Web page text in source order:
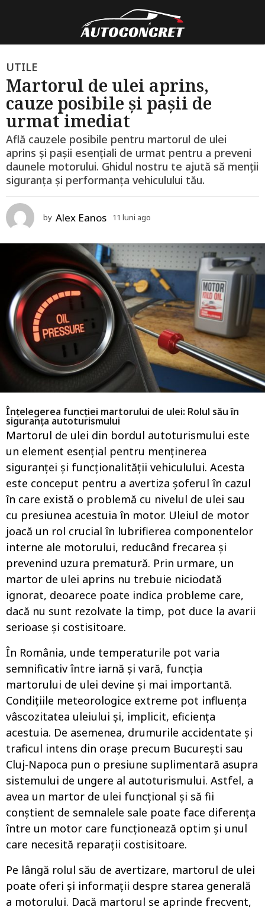
1
1
l
u
n
i
a
g
1
2
l
a
g
o
UTILE
Martorul de ulei aprins,
cauze posibile și pașii de
urmat imediat
Află cauzele posibile pentru martorul de ulei
aprins și pașii esențiali de urmat pentru a preveni
daunele motorului. Ghidul nostru te ajută să menții
siguranța și performanța vehiculului tău.
by Alex Eanos 11 luni ago
u
n
i
a
g
o
Înțelegerea funcției martorului de ulei: Rolul său în
siguranța autoturismului
Martorul de ulei din bordul autoturismului este
un element esențial pentru menținerea
siguranței și funcționalității vehiculului. Acesta
este conceput pentru a avertiza șoferul în cazul
în care există o problemă cu nivelul de ulei sau
cu presiunea acestuia în motor. Uleiul de motor
joacă un rol crucial în lubrifierea componentelor
interne ale motorului, reducând frecarea și
prevenind uzura prematură. Prin urmare, un
martor de ulei aprins nu trebuie niciodată
ignorat, deoarece poate indica probleme care,
dacă nu sunt rezolvate la timp, pot duce la avarii
serioase și costisitoare.
În România, unde temperaturile pot varia
semnificativ între iarnă și vară, funcția
martorului de ulei devine și mai importantă.
Condițiile meteorologice extreme pot influența
vâscozitatea uleiului și, implicit, eficiența
acestuia. De asemenea, drumurile accidentate și
traficul intens din orașe precum București sau
Cluj-Napoca pun o presiune suplimentară asupra
sistemului de ungere al autoturismului. Astfel, a
avea un martor de ulei funcțional și să fii
conștient de semnalele sale poate face diferența
între un motor care funcționează optim și unul
care necesită reparații costisitoare.
Pe lângă rolul său de avertizare, martorul de ulei
poate oferi și informații despre starea generală
a motorului. Dacă martorul se aprinde frecvent,